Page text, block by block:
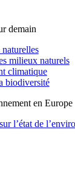
demain
naturelles
milieux naturels
climatique
biodiversité
en Europe
l’état de